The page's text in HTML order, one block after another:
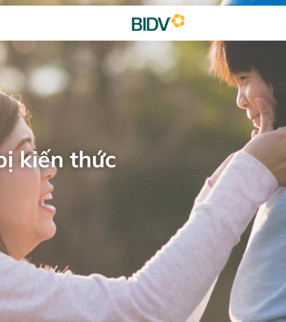
kiến thức